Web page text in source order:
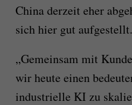
China derzeit eher
sich hier gut aufgestellt.
„Gemeinsam mit
wir heute einen
industrielle KI zu